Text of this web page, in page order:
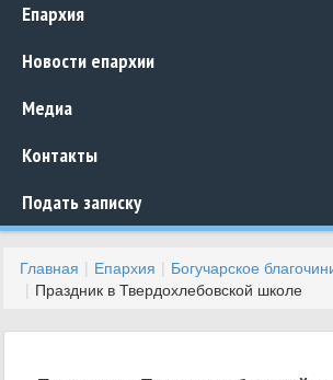
Епархия
Новости епархии
Медиа
Контакты
Подать записку
Главная Епархия
Богучарское
Праздник в Твердохлебовской школе